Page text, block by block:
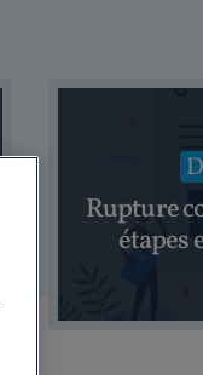
Rupture
étapes